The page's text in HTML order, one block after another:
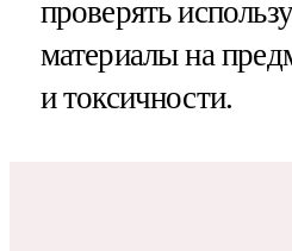
проверять
материалы на
и токсичности.